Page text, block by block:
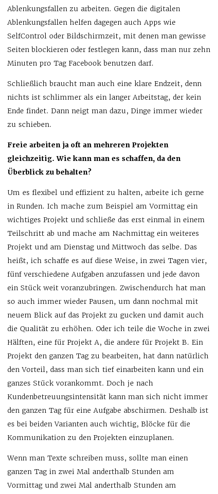
Ablenkungsfallen zu arbeiten. Gegen die digitalen
Ablenkungsfallen helfen dagegen auch Apps wie
SelfControl oder Bildschirmzeit, mit denen man gewisse
Seiten blockieren oder festlegen kann, dass man nur zehn
Minuten pro Tag Facebook benutzen darf.
Schließlich braucht man auch eine klare Endzeit, denn
nichts ist schlimmer als ein langer Arbeitstag, der kein
Ende findet. Dann neigt man dazu, Dinge immer wieder
zu schieben.
Freie arbeiten ja oft an mehreren Projekten
gleichzeitig. Wie kann man es schaffen, da den
Überblick zu behalten?
Um es flexibel und effizient zu halten, arbeite ich gerne
in Runden. Ich mache zum Beispiel am Vormittag ein
wichtiges Projekt und schließe das erst einmal in einem
Teilschritt ab und mache am Nachmittag ein weiteres
Projekt und am Dienstag und Mittwoch das selbe. Das
heißt, ich schaffe es auf diese Weise, in zwei Tagen vier,
fünf verschiedene Aufgaben anzufassen und jede davon
ein Stück weit voranzubringen. Zwischendurch hat man
so auch immer wieder Pausen, um dann nochmal mit
neuem Blick auf das Projekt zu gucken und damit auch
die Qualität zu erhöhen. Oder ich teile die Woche in zwei
Hälften, eine für Projekt A, die andere für Projekt B. Ein
Projekt den ganzen Tag zu bearbeiten, hat dann natürlich
den Vorteil, dass man sich tief einarbeiten kann und ein
ganzes Stück vorankommt. Doch je nach
Kundenbetreuungsintensität kann man sich nicht immer
den ganzen Tag für eine Aufgabe abschirmen. Deshalb ist
es bei beiden Varianten auch wichtig, Blöcke für die
Kommunikation zu den Projekten einzuplanen.
Wenn man Texte schreiben muss, sollte man einen
ganzen Tag in zwei Mal anderthalb Stunden am
Vormittag und zwei Mal anderthalb Stunden am